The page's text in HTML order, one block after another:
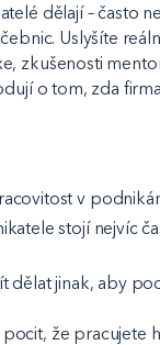
dělají – často
Uslyšíte
zkušenosti
o tom, zda
v
stojí nejvíc
dělat jinak, aby
že pracujete